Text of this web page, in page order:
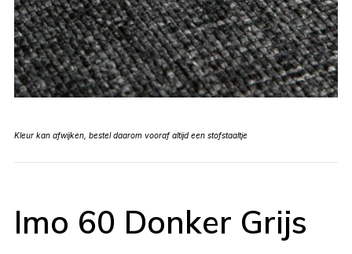
Kleur kan afwijken, bestel daarom vooraf altijd een stofstaaltje
Imo 60 Donker Grijs